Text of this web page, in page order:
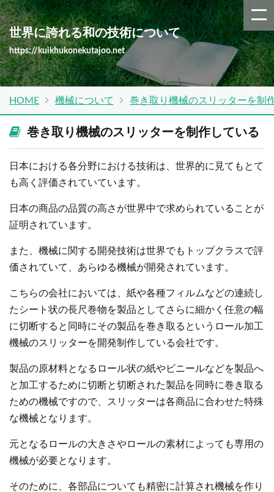
世界に誇れる和の技術について
https://kuikhukonekutajoo.net
HOME 機械について 巻き取り機械のスリッターを制
巻き取り機械のスリッターを制作している
日本における各分野における技術は、世界的に見てもとて
も高く評価されていています。
日本の商品の品質の高さが世界中で求められていることが
証明されています。
また、機械に関する開発技術は世界でもトップクラスで評
価されていて、あらゆる機械が開発されています。
こちらの会社においては、紙や各種フィルムなどの連続し
たシート状の長尺巻物を製品としてさらに細かく任意の幅
に切断すると同時にその製品を巻き取るというロール加工
機械のスリッターを開発制作している会社です。
製品の原材料となるロール状の紙やビニールなどを製品へ
と加工するために切断と切断された製品を同時に巻き取る
ための機械ですので、スリッターは各商品に合わせた特殊
な機械となります。
元となるロールの大きさやロールの素材によっても専用の
機械が必要となります。
そのために、各部品についても精密に計算され機械を作り